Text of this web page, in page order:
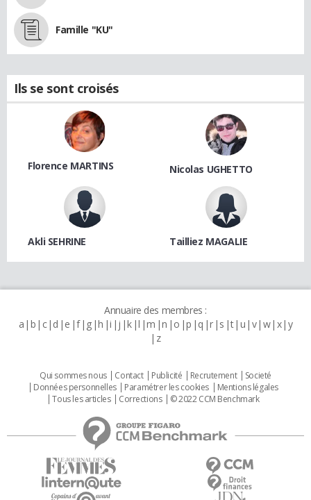
Famille "KU"
Ils se sont croisés
Florence MARTINS Nicolas UGHETTO
Akli SEHRINE Tailliez MAGALIE
Annuaire des membres :
a b c d e f g h i j k l m n o p q r s t u v w x y
z
Qui sommes nous Contact Publicité Recrutement
Societé
Données personnelles
Paramétrer les cookies
Mentions légales
Tous les articles
Corrections © 2022 CCM Benchmark